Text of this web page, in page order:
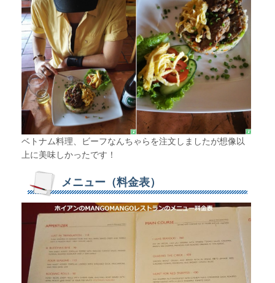
ベトナム料理、ビーフなんちゃらを注文しましたが想像以
上に美味しかったです！
メニュー（料金表）